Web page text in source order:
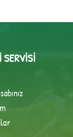
SERVISI